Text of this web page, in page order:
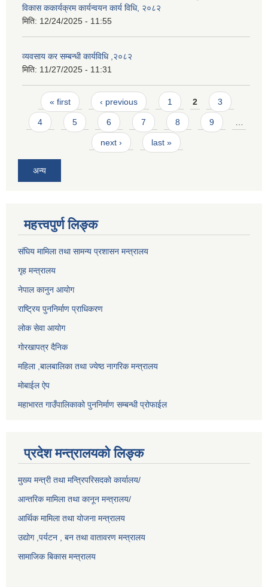
विकास ककार्यक्रम कार्यन्वयन कार्य विधि, २०८२
मिति: 12/24/2025 - 11:55
व्यवसाय कर सम्बन्धी कार्यविधि ,२०८२
मिति: 11/27/2025 - 11:31
Pages
« first ‹ previous 1 2 3
4 5 6 7 8 9
next › last »
अन्य
महत्त्वपुर्ण लिङ्क
संघिय मामिला तथा सामन्य प्रशासन मन्त्रालय
गृह मन्त्रालय
नेपाल कानुन आयोग
राष्ट्रिय पुननिर्माण प्राधिकरण
लोक सेवा आयोग
गोरखापत्र दैनिक
महिला ,बालबालिका तथा ज्येष्ठ नागरिक मन्त्रालय
मोबाईल ऐप
महाभारत गाउँपालिकाको पुननिर्माण सम्बन्धी प्रोफाईल
प्रदेश मन्त्रालयको लिङ्क
मुख्य मन्त्री तथा मन्त्रिपरिसदको कार्यालय/
आन्तरिक मामिला तथा कानून मन्त्रालय/
आर्थिक मामिला तथा योजना मन्त्रालय
उद्योग ,पर्यटन , बन तथा वातावरण मन्त्रालय
सामाजिक बिकास मन्त्रालय